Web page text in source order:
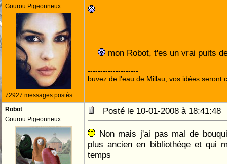
Gourou Pigeonneux
72927 messages postés
mon Robot, t'es un vrai puits
--------------------
buvez de l'eau de Millau, vos idées seront
Robot
Gourou Pigeonneux
Posté le 10-01-2008 à
Non mais j'ai pas mal de
plus ancien en bibliothéqe et qui
temps